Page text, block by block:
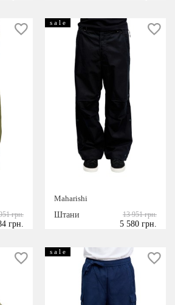
грн.
грн.
s a l e
Maharishi
Штани
13 951 грн.
5 580 грн.
s a l e